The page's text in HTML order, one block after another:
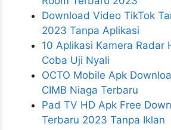
Download Video TikTok
2023 Tanpa Aplikasi
10 Aplikasi Kamera Radar
Coba Uji Nyali
OCTO Mobile Apk
CIMB Niaga Terbaru
Pad TV HD Apk Free
Terbaru 2023 Tanpa Iklan